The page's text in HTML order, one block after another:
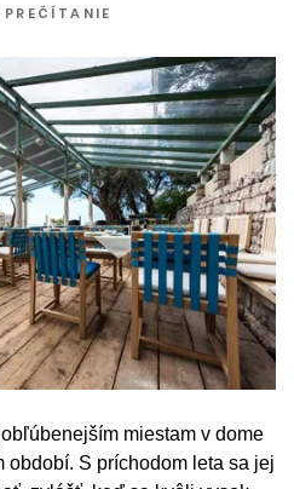
miestam v dome
období. S príchodom leta sa jej